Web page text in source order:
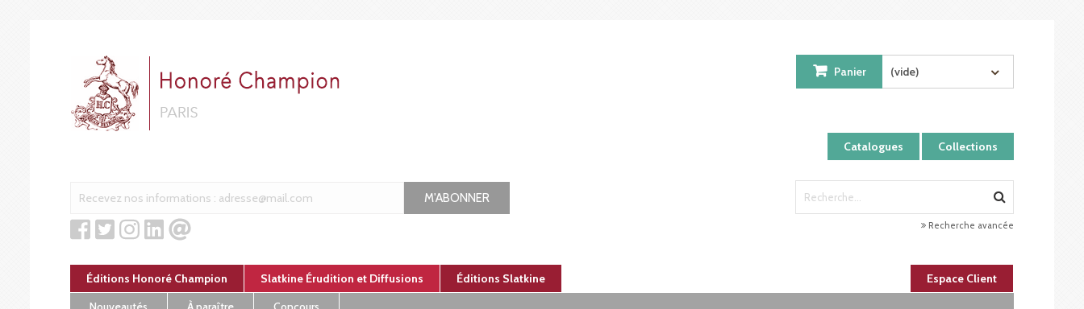
Catalogues Collections
Panier (vide)
M'ABONNER
Recherche avancée
Éditions Honoré Champion Slatkine Érudition et Diffusions Éditions Slatkine
Espace Client